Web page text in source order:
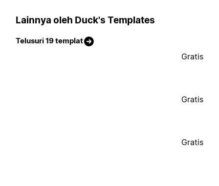
Lainnya oleh Duck's Templates
Telusuri 19 templat
Gratis
Gratis
Gratis